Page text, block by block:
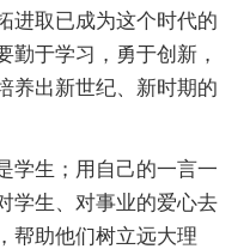
进取已成为这个时代的
勤于学习，勇于创新，
养出新世纪、新时期的
学生；用自己的一言一
学生、对事业的爱心去
帮助他们树立远大理